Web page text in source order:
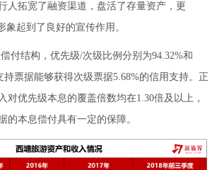
人拓宽了融资渠道，盘活了存量资产，更
象起到了良好的宣传作用。
付结构，优先级/次级比例分别为94.32%和
持票据能够获得次级票据5.68%的信用支持。正
对优先级本息的覆盖倍数均在1.30倍及以上，
的本息偿付具有一定的保障。